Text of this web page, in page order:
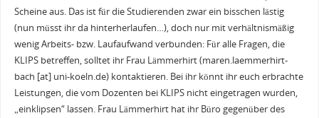
Scheine aus. Das ist für die Studierenden zwar ein bisschen lästig
(nun müsst ihr da hinterherlaufen…), doch nur mit verhältnismäßig
wenig Arbeits- bzw. Laufaufwand verbunden: Für alle Fragen, die
KLIPS betreffen, solltet ihr Frau Lämmerhirt (maren.laemmerhirt-
bach [at] uni-koeln.de) kontaktieren. Bei ihr könnt ihr euch erbrachte
Leistungen, die vom Dozenten bei KLIPS nicht eingetragen wurden,
„einklipsen“ lassen. Frau Lämmerhirt hat ihr Büro gegenüber des